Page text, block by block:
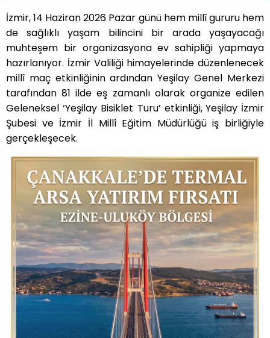
İzmir, 14 Haziran 2026 Pazar günü hem millî gururu hem
de sağlıklı yaşam bilincini bir arada yaşayacağı
muhteşem bir organizasyona ev sahipliği yapmaya
hazırlanıyor. İzmir Valiliği himayelerinde düzenlenecek
millî maç etkinliğinin ardından Yeşilay Genel Merkezi
tarafından 81 ilde eş zamanlı olarak organize edilen
Geleneksel ‘Yeşilay Bisiklet Turu’ etkinliği, Yeşilay İzmir
Şubesi ve İzmir İl Millî Eğitim Müdürlüğü iş birliğiyle
gerçekleşecek.